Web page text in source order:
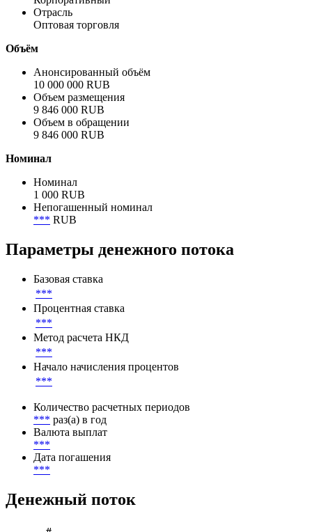
Полное название заёмщика / эмитента
ТК Мерокс
Корпоративный
Оптовая торговля
Объём
Анонсированный объём
10 000 000 RUB
9 846 000 RUB
9 846 000 RUB
Номинал
Непогашенный номинал
Параметры денежного потока
Базовая ставка
***
Процентная ставка
***
Метод расчета НКД
Начало начисления процентов
***
Количество расчетных периодов
***
Дата погашения